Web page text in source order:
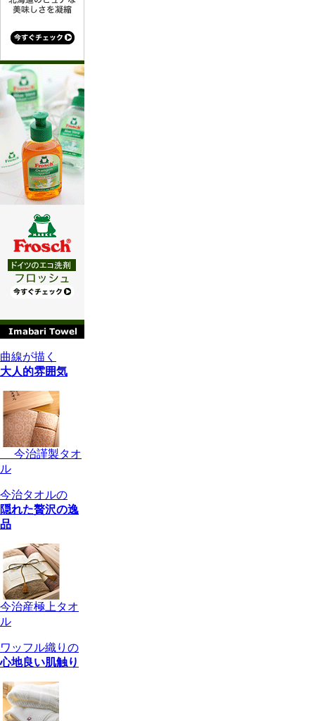
曲線が描く
大人的雰囲気
今治謹製タオ
ル
今治タオルの
隠れた贅沢の逸
品
今治産極上タオ
ル
ワッフル織りの
心地良い肌触り